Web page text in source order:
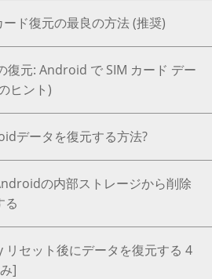
ド復元の最良の方法 (推奨)
復元: Android で SIM カード デー
ヒント)
データを復元する方法?
の内部ストレージから削除
る
セット後にデータを復元する 4
]